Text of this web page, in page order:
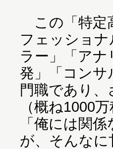
この「特定
フェッショ
ラー」「ア
発」「コンサ
門職であり、
（概ね1000
「俺には関
が、そんな